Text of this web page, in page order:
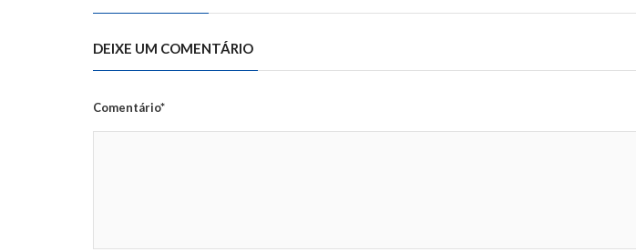
DEIXE UM COMENTÁRIO
Comentário*